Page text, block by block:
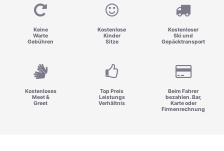
Keine
Warte
Gebühren
Kostenlose
Kinder
Sitze
Kostenloser
Ski und
Gepäcktransport
Kostenloses
Meet &
Greet
Top Preis
Leistungs
Verhältnis
Beim Fahrer
bezahlen. Bar,
Karte oder
Firmenrechnung